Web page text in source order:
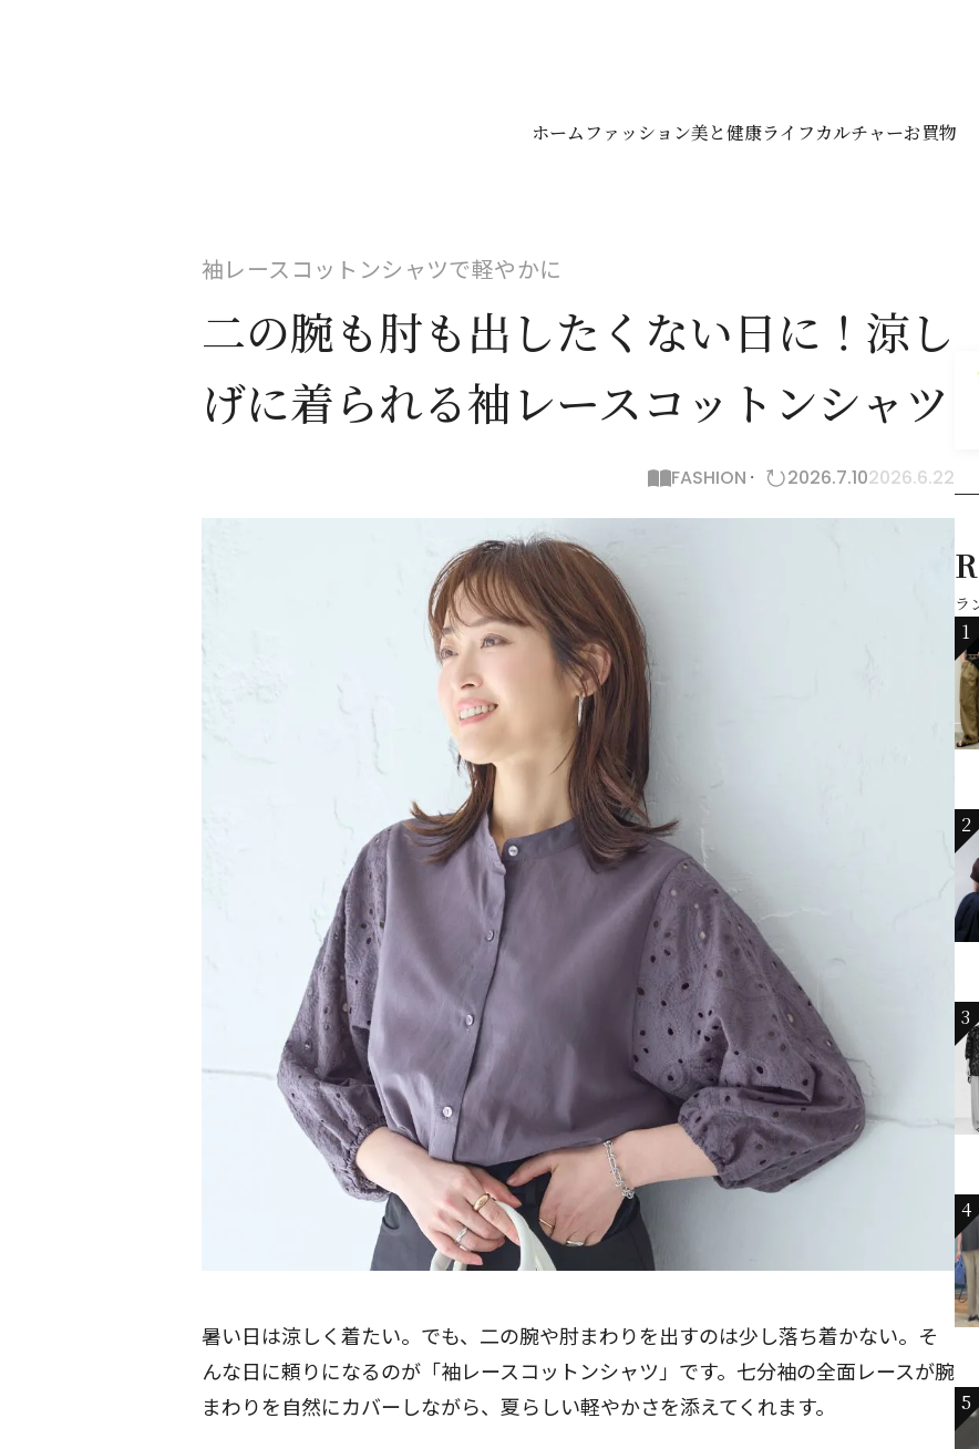
ホーム ファッション美と健康ライフカルチャーお買物
袖レースコットンシャツで軽やかに
二の腕も肘も出したくない日に！涼し
げに着られる袖レースコットンシャツ
FASHION 2026.7.102026.6.22
暑い日は涼しく着たい。でも、二の腕や肘まわりを出すのは少し落ち着かない。そ
んな日に頼りになるのが「袖レースコットンシャツ」です。七分袖の全面レースが腕
まわりを自然にカバーしながら、夏らしい軽やかさを添えてくれます。
ラ
1
2
3
4
5